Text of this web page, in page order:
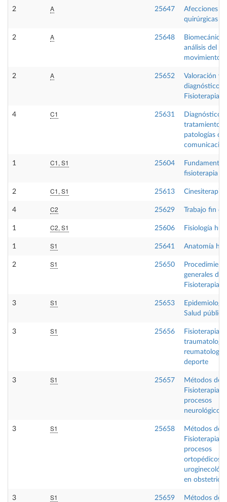
2 A 25647
Afecciones
quirúrgicas
2 A 25648
Biomecánica
análisis del
movimiento
2 A 25652
Valoración y
diagnóstico
Fisioterapia II
4 C1 25631
Diagnóstico y
tratamiento
patologías de
comunicación
1 C1, S1 25604
fisioterapia
2 C1, S1 25613 Cinesiterapia
4 C2 25629 Trabajo fin
1 C2, S1 25606 Fisiología
1 S1 25641 Anatomía
2 S1 25650
generales de
Fisioterapia I
3 S1 25653
Salud pública
3 S1 25656
Fisioterapia
reumatología
deporte
3 S1 25657
Métodos de
Fisioterapia
procesos
neurológicos
3 S1 25658
Métodos de
Fisioterapia
procesos
ortopédicos y
en obstetricia.
3 S1 25659
Métodos de